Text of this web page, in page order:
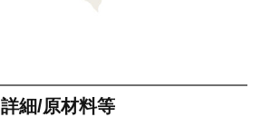
詳細/原材料等